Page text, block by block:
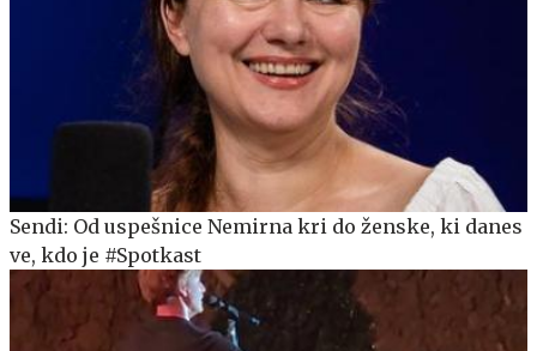
Sendi: Od uspešnice Nemirna kri do ženske, ki danes
ve, kdo je #Spotkast